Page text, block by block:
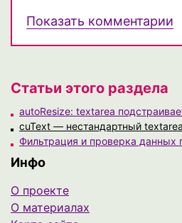
Показать комментарии
Статьи этого раздела
autoResize: textarea
cuText — нестандартный
Фильтрация и проверка данных
Инфо
О проекте
О материалах